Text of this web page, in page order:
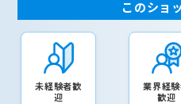
このショ
未経験者歓
迎
業界経
歓迎